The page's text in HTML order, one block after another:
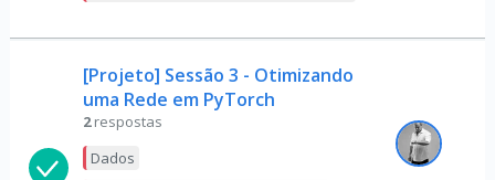
[Projeto] Sessão 3 - Otimizando
uma Rede em PyTorch
2 respostas
Dados